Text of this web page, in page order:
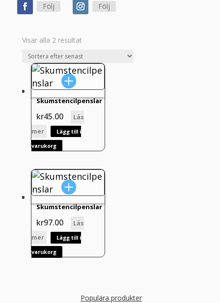
Följ Följ
Visar alla 2 resultat
efter
senaste
Skumstencilpenslar
kr45.00
Läs
mer
Lägg till i
varukorg
Skumstencilpenslar
kr97.00
Läs
mer
Lägg till i
varukorg
Populära produkter